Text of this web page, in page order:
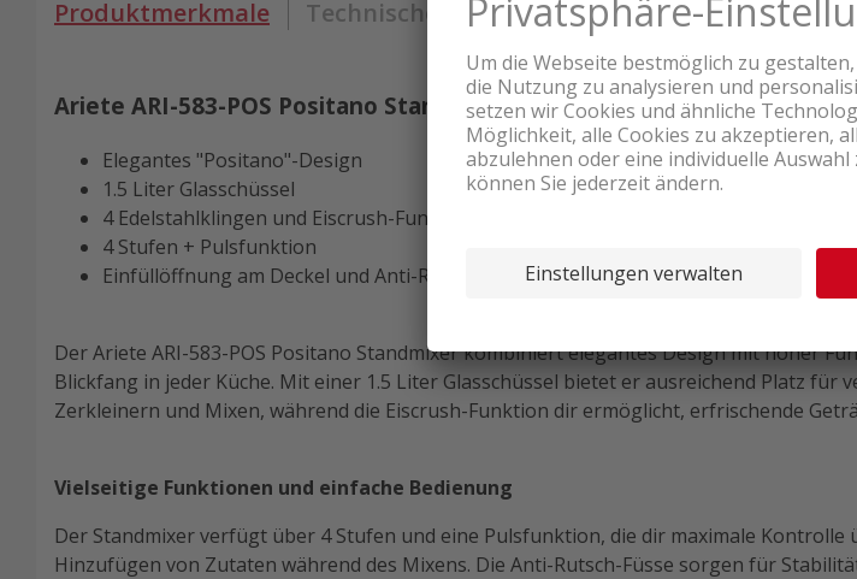
Produktmerkmale Technische Daten Produktbewertungen
Ariete ARI-583-POS Positano Standmixer
Elegantes "Positano"-Design
1.5 Liter Glasschüssel
4 Edelstahlklingen und Eiscrush-Funktion
4 Stufen + Pulsfunktion
Einfüllöffnung am Deckel und Anti-Rutsch-Füsse
Der Ariete ARI-583-POS Positano Standmixer kombiniert elegantes Design mit hoher
Blickfang in jeder Küche. Mit einer 1.5 Liter Glasschüssel bietet er ausreichend Platz
Zerkleinern und Mixen, während die Eiscrush-Funktion dir ermöglicht, erfrischende
Vielseitige Funktionen und einfache Bedienung
Der Standmixer verfügt über 4 Stufen und eine Pulsfunktion, die dir maximale
Hinzufügen von Zutaten während des Mixens. Die Anti-Rutsch-Füsse sorgen für